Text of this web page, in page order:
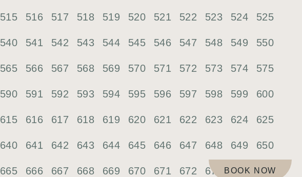
BOOK NOW
515 516 517 518 519 520 521 522 523 524 525
540 541 542 543 544 545 546 547 548 549 550
565 566 567 568 569 570 571 572 573 574 575
590 591 592 593 594 595 596 597 598 599 600
615 616 617 618 619 620 621 622 623 624 625
640 641 642 643 644 645 646 647 648 649 650
665 666 667 668 669 670 671 672 673 674 675